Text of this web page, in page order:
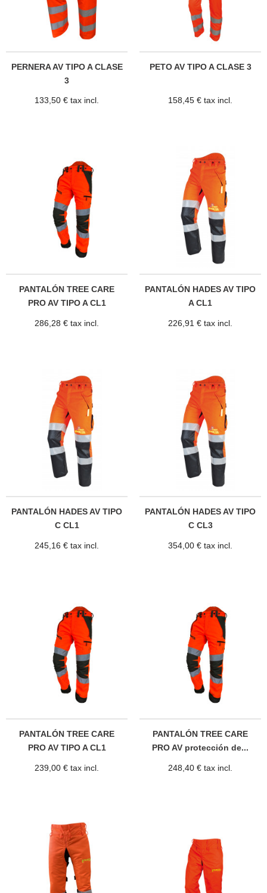
PERNERA AV TIPO A CLASE
3
133,50 € tax incl.
PETO AV TIPO A CLASE 3
158,45 € tax incl.
PANTALÓN TREE CARE
PRO AV TIPO A CL1
286,28 € tax incl.
PANTALÓN HADES AV TIPO
A CL1
226,91 € tax incl.
PANTALÓN HADES AV TIPO
C CL1
245,16 € tax incl.
PANTALÓN HADES AV TIPO
C CL3
354,00 € tax incl.
PANTALÓN TREE CARE
PRO AV TIPO A CL1
239,00 € tax incl.
PANTALÓN TREE CARE
PRO AV protección de...
248,40 € tax incl.